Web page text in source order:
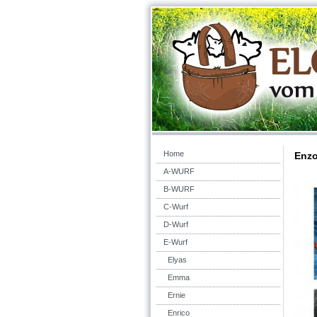
Home
A-WURF
B-WURF
C-Wurf
D-Wurf
E-Wurf
Elyas
Emma
Ernie
Enrico